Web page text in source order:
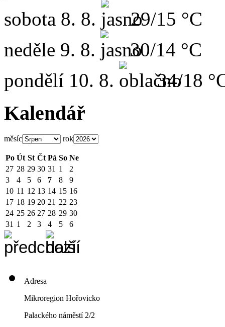
sobota 8. 8.
29/15 °C
neděle 9. 8.
30/14 °C
pondělí 10. 8. 34/18
Kalendář
měsíc rok
Po Út St Čt Pá So Ne
27 28 29 30 31 1
2
3
4 5 6 7 8
9
10 11 12 13 14 15 16
17 18 19 20 21 22 23
24 25 26 27 28 29 30
31 1 2 3 4 5 6
Adresa
Mikroregion Hořovicko
Palackého náměstí 2/2